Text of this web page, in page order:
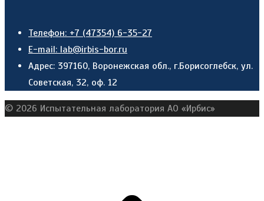
Телефон: +7 (47354) 6-35-27
E-mail: lab@irbis-bor.ru
Адрес: 397160, Воронежская обл., г.Борисоглебск, ул.
Советская, 32, оф. 12
© 2026 Испытательная лаборатория АО «Ирбис»